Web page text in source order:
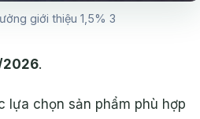
giới thiệu 1,5% 3
.
lựa chọn sản phẩm phù hợp